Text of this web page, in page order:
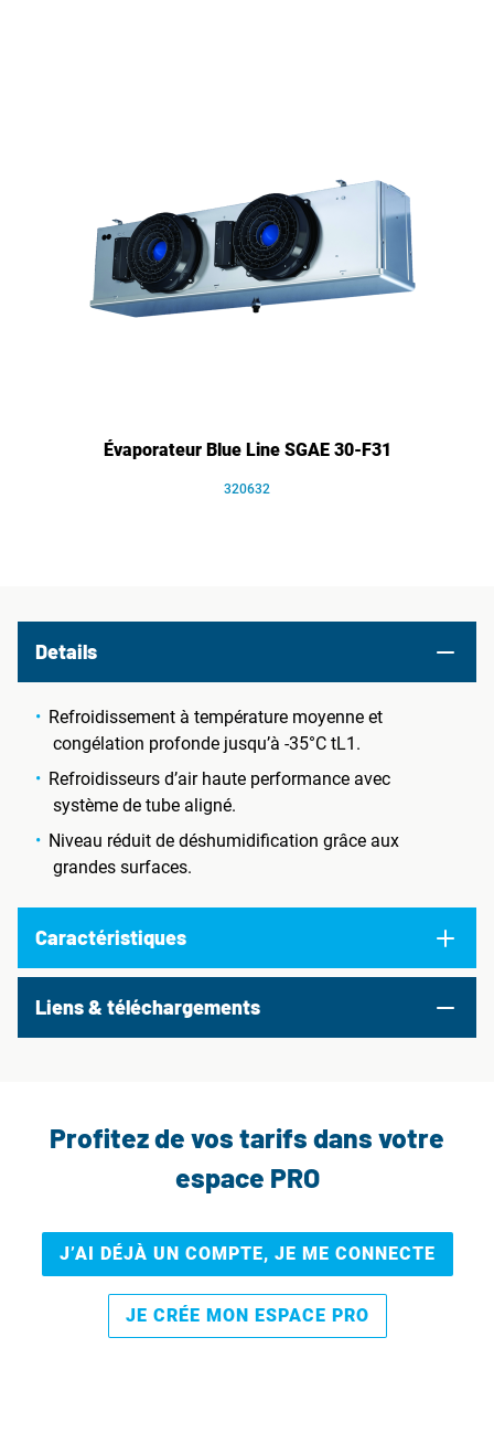
Évaporateur Blue Line SGAE 30-F31
320632
Details
Refroidissement à température moyenne et
congélation profonde jusqu’à -35°C tL1.
Refroidisseurs d’air haute performance avec
système de tube aligné.
Niveau réduit de déshumidification grâce aux
grandes surfaces.
Caractéristiques
Liens & téléchargements
Profitez de vos tarifs dans votre
espace PRO
J’AI DÉJÀ UN COMPTE, JE ME CONNECTE
JE CRÉE MON ESPACE PRO